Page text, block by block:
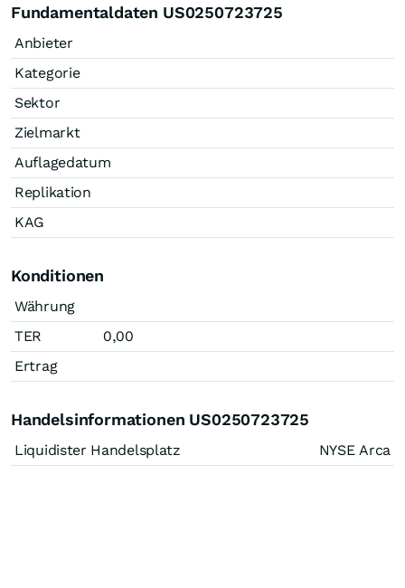
Fundamentaldaten US0250723725
Anbieter
Kategorie
Sektor
Zielmarkt
Auflagedatum
Replikation
KAG
Konditionen
Währung
TER
0,00
Ertrag
Handelsinformationen US0250723725
Liquidister Handelsplatz NYSE Arca